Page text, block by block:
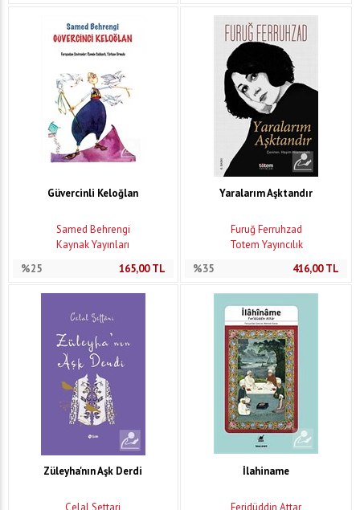
Güvercinli Keloğlan
Samed Behrengi
Kaynak Yayınları
%25
165,00TL
Yaralarım Aşktandır
Furuğ Ferruhzad
Totem Yayıncılık
%35
416,00TL
Züleyha'nın Aşk Derdi
Celal Settari
İlahiname
Feridüddin Attar